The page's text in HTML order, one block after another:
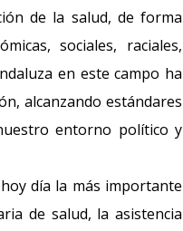
de la salud, de forma
sociales, raciales,
en este campo ha
alcanzando estándares
entorno político y
día la más importante
de salud, la asistencia